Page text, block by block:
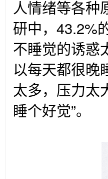
人情绪等各种
研中，43.2%
不睡觉的诱
以每天都很晚
太多，压力太
睡个好觉”。